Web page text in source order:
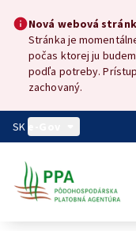
Preskočiť na hlavný
Nová webová stránka
Nová webová
Stránka je
počas ktorej ju
podľa potreby.
zachovaný.
SK